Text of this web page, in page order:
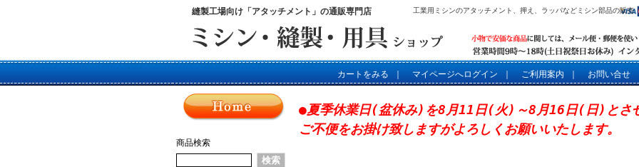
縫製工場向け「アタッチメント」の通販専門店 工業用ミシンのアタッチメント、押え、ラッパなどミシン部品の販売
カートをみる マイページへログイン ご利用案内 お問い合せ
商品検索
●夏季休業日(盆休み)を8月11日(火)～8月16日(日)とさ
ご不便をお掛け致しますがよろしくお願いいたします。